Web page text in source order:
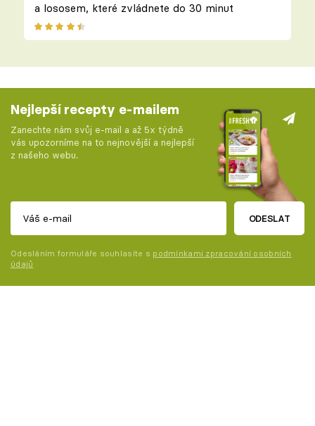
a lososem, které zvládnete do 30 minut
Nejlepší recepty e-mailem
Zanechte nám svůj e-mail a až 5x týdně
vás upozorníme na to nejnovější a nejlepší
z našeho webu.
ODESLAT
Odesláním formuláře souhlasíte s podmínkami zpracování osobních
údajů